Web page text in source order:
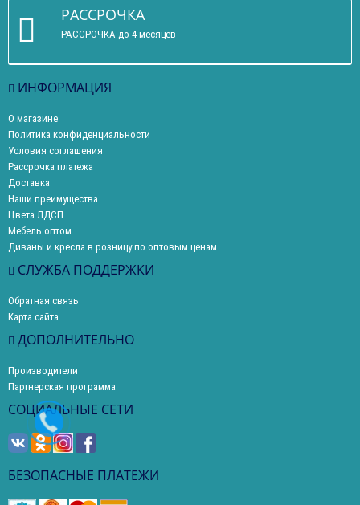
РАССРОЧКА
РАССРОЧКА до 4 месяцев
ИНФОРМАЦИЯ
О магазине
Политика конфиденциальности
Условия соглашения
Рассрочка платежа
Доставка
Наши преимущества
Цвета ЛДСП
Мебель оптом
Диваны и кресла в розницу по оптовым ценам
СЛУЖБА ПОДДЕРЖКИ
Обратная связь
Карта сайта
ДОПОЛНИТЕЛЬНО
Производители
Партнерская программа
СОЦИАЛЬНЫЕ СЕТИ
БЕЗОПАСНЫЕ ПЛАТЕЖИ